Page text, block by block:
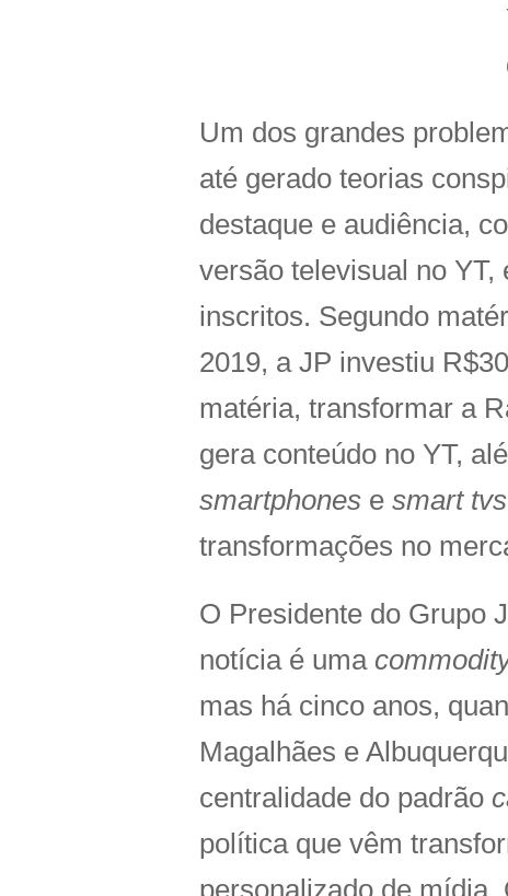
Um dos grandes
até gerado teorias
destaque e audiência,
versão televisual no
inscritos. Segundo
2019, a JP investiu
matéria, transformar a
gera conteúdo no YT,
smartphones e smart tvs
transformações no
O Presidente do Grupo
notícia é uma
mas há cinco anos,
Magalhães e
centralidade do padrão
política que vêm